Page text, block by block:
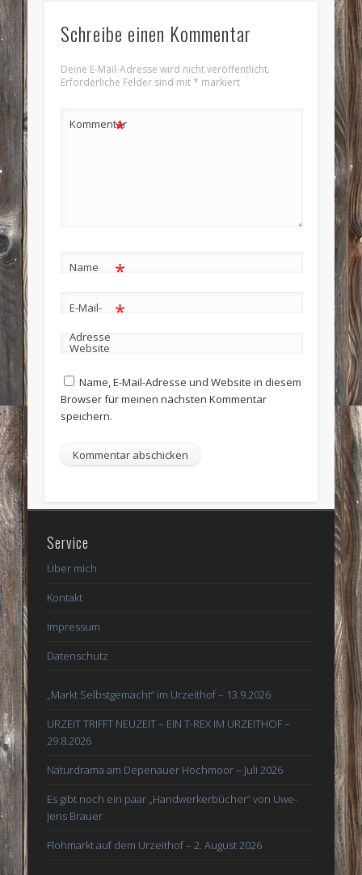
Schreibe einen Kommentar
Deine E-Mail-Adresse wird nicht veröffentlicht.
Erforderliche Felder sind mit* markiert
Kommentar
*
Name *
E-Mail-
Adresse
*
Website
Name, E-Mail-Adresse und Website in diesem
Browser für meinen nächsten Kommentar
speichern.
Service
Über mich
Kontakt
Impressum
Datenschutz
„Markt Selbstgemacht“ im Urzeithof – 13.9.2026
URZEIT TRIFFT NEUZEIT – EIN T-REX IM URZEITHOF –
29.8.2026
Naturdrama am Depenauer Hochmoor – Juli 2026
Es gibt noch ein paar „Handwerkerbücher“ von Uwe-
Jens Brauer
Flohmarkt auf dem Urzeithof – 2. August 2026